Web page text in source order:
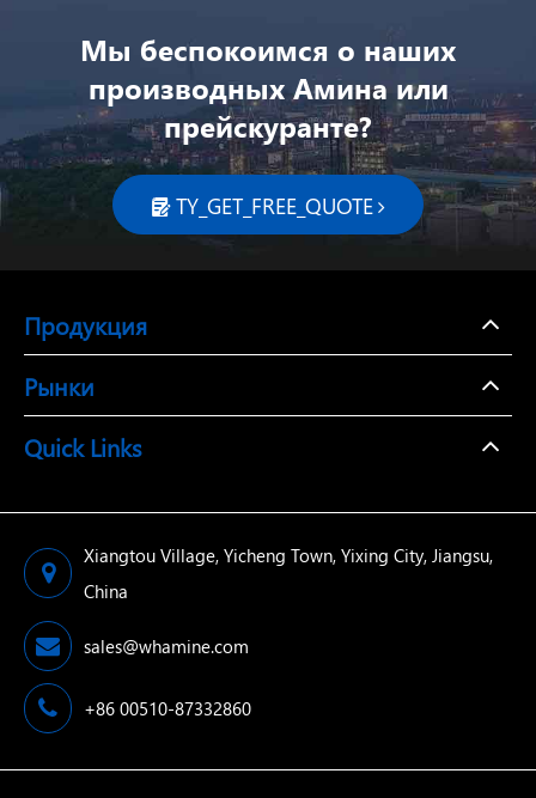
Мы беспокоимся о наших
производных Амина или
прейскуранте?
 TY_GET_FREE_QUOTE
Продукция
Рынки
Quick Links
Xiangtou Village, Yicheng Town, Yixing City, Jiangsu,
China
sales@whamine.com
+86 00510-87332860